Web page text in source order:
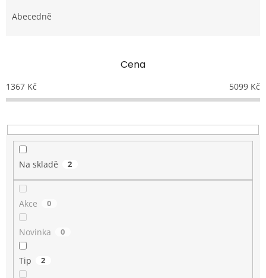
e
o
d
k
t
Abecedně
Cena
1367 Kč 5099 Kč
Na skladě 2
Akce 0
Novinka 0
Tip 2